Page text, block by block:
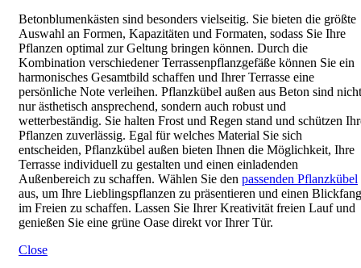
Betonblumenkästen sind besonders vielseitig. Sie bieten die größte
Auswahl an Formen, Kapazitäten und Formaten, sodass Sie Ihre
Pflanzen optimal zur Geltung bringen können. Durch die
Kombination verschiedener Terrassenpflanzgefäße können Sie ein
harmonisches Gesamtbild schaffen und Ihrer Terrasse eine
persönliche Note verleihen. Pflanzkübel außen aus Beton sind nicht
nur ästhetisch ansprechend, sondern auch robust und
wetterbeständig. Sie halten Frost und Regen stand und schützen
Pflanzen zuverlässig. Egal für welches Material Sie sich
entscheiden, Pflanzkübel außen bieten Ihnen die Möglichkeit, Ihre
Terrasse individuell zu gestalten und einen einladenden
Außenbereich zu schaffen. Wählen Sie den passenden Pflanzkübel
aus, um Ihre Lieblingspflanzen zu präsentieren und einen Blickfang
im Freien zu schaffen. Lassen Sie Ihrer Kreativität freien Lauf und
genießen Sie eine grüne Oase direkt vor Ihrer Tür.
Close